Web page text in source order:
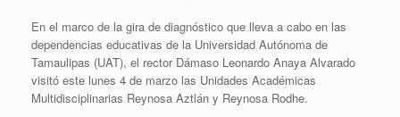
En el marco de la gira de diagnóstico que lleva a cabo en las
dependencias educativas de la Universidad Autónoma de
Tamaulipas (UAT), el rector Dámaso Leonardo Anaya Alvarado
visitó este lunes 4 de marzo las Unidades Académicas
Multidisciplinarias Reynosa Aztlán y Reynosa Rodhe.